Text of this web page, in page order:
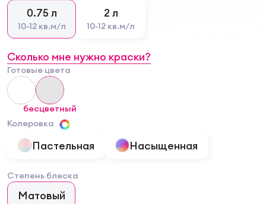
0.75 л
10-12 кв.м/л
2 л
10-12 кв.м/л
Сколько мне нужно краски?
Готовые цвета
бесцветный
Колеровка
Пастельная Насыщенная
Степень блеска
Матовый